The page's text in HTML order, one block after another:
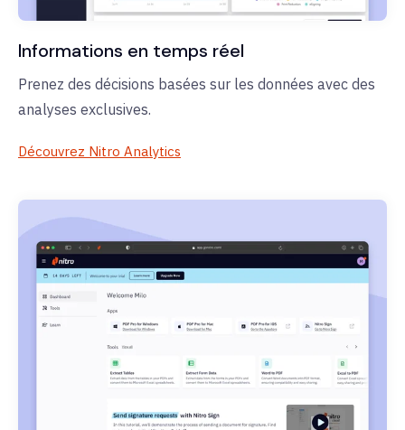
Informations en temps réel
Prenez des décisions basées sur les données avec des
analyses exclusives.
Découvrez Nitro Analytics